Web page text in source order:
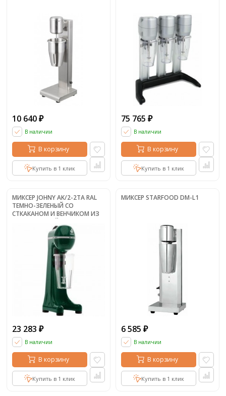
10 640 ₽
В наличии
В корзину
Купить в 1 клик
75 765 ₽
В наличии
В корзину
Купить в 1 клик
МИКСЕР JOHNY AK/2-2TA RAL
ТЕМНО-ЗЕЛЕНЫЙ СО
СТКАКАНОМ И ВЕНЧИКОМ ИЗ
23 283 ₽
В наличии
В корзину
Купить в 1 клик
МИКСЕР STARFOOD DM-L1
6 585 ₽
В наличии
В корзину
Купить в 1 клик